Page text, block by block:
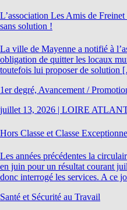
L’association Les Amis de
sans solution !
La ville de Mayenne a notifié à
obligation de quitter les locaux
toutefois lui proposer de
1er degré, Avancement /
juillet 13, 2026 | LOIRE
Hors Classe et Classe
Les années précédentes la
en juin pour un résultat courant
donc interrogé les services. A ce
Santé et Sécurité au Travail